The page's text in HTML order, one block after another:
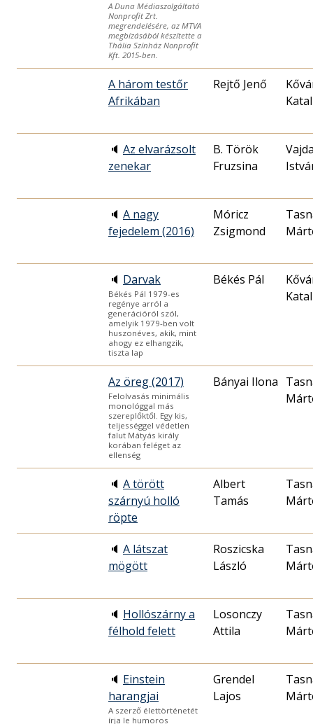
A Duna Médiaszolgáltató
Nonprofit Zrt.
megrendelésére, az MTVA
megbízásából készítette a
Thália Színház Nonprofit
Kft. 2015-ben.
A három testőr
Afrikában
Rejtő Jenő
🔈 Az elvarázsolt
zenekar
B. Török
Fruzsina
🔈 A nagy
fejedelem (2016)
Móricz
Zsigmond
🔈 Darvak
Békés Pál 1979-es
regénye arról a
generációról szól,
amelyik 1979-ben volt
huszonéves, akik, mint
ahogy ez elhangzik,
tiszta lap
Békés Pál
Az öreg (2017)
Felolvasás minimális
monológgal más
szereplőktől. Egy kis,
teljességgel védetlen
falut Mátyás király
korában feléget az
ellenség
Bányai Ilona
🔈 A törött
szárnyú holló
röpte
Albert
Tamás
🔈 A látszat
mögött
Roszicska
László
🔈 Hollószárny a
félhold felett
Losonczy
Attila
🔈 Einstein
harangjai
A szerző élettörténetét
írja le humoros
Grendel
Lajos